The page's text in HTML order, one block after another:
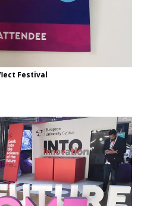
Festival